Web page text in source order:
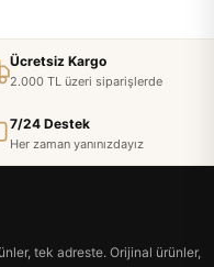
Ücretsiz Kargo
2.000 TL üzeri siparişlerde
7/24 Destek
Her zaman yanınızdayız
tek adreste. Orijinal ürünler,